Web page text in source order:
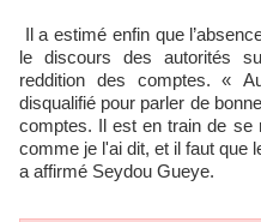
Il a estimé enfin que
le discours des autorités
reddition des comptes. «
disqualifié pour parler de
comptes. Il est en train de se
comme je l'ai dit, et il faut que
a affirmé Seydou Gueye.